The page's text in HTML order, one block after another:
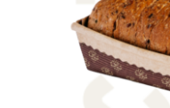
DETTAGLI